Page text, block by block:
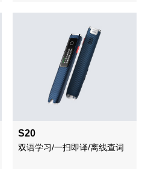
S20
双语学习/一扫即译/离线查词